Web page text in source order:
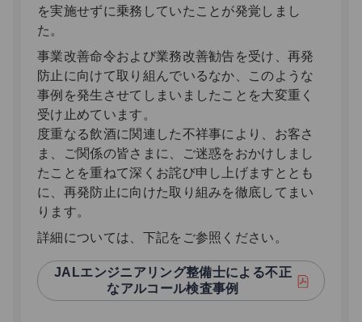
を実施せずに乗務していたことが発覚しまし
た。
事業改善命令および業務改善勧告を受け、再発
防止に向けて取り組んでいるなか、このような
事例を発生させてしまいましたことを大変重く
受け止めています。
度重なる飲酒に関連した不祥事により、お客さ
ま、ご関係の皆さまに、ご迷惑をおかけしまし
たことを重ねて深くお詫び申し上げますととも
に、再発防止に向けた取り組みを徹底してまい
ります。
詳細については、下記をご参照ください。
JALエンジニアリング整備士による不正
なアルコール検査事例